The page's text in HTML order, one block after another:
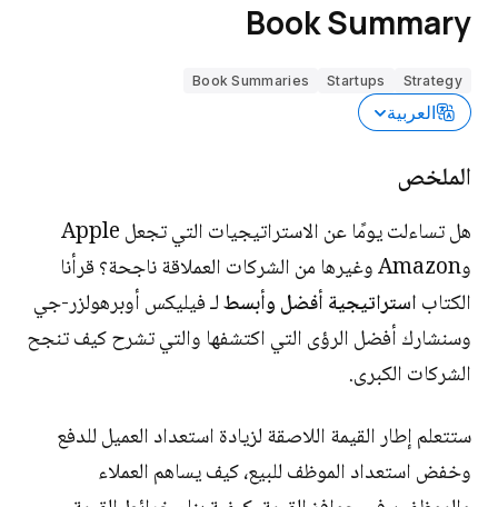
Book Summary
Strategy
Startups
Book Summaries
العربية
الملخص
هل تساءلت يومًا عن الاستراتيجيات التي تجعل Apple
وAmazon وغيرها من الشركات العملاقة ناجحة؟ قرأنا
الكتاباستراتيجية أفضل وأبسطلـ فيليكس أوبرهولزر-جي
وسنشارك أفضل الرؤى التي اكتشفها والتي تشرح كيف تنجح
الشركات الكبرى.
ستتعلم إطار القيمة اللاصقة لزيادة استعداد العميل للدفع
وخفض استعداد الموظف للبيع، كيف يساهم العملاء